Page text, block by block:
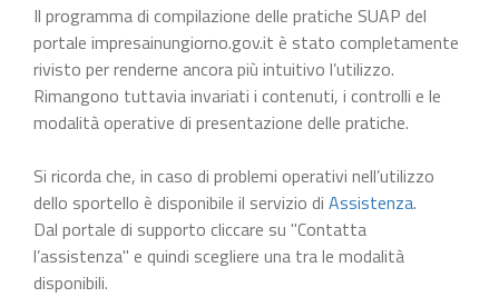
Il programma di compilazione delle pratiche SUAP del
portale impresainungiorno.gov.it è stato completamente
rivisto per renderne ancora più intuitivo l’utilizzo.
Rimangono tuttavia invariati i contenuti, i controlli e le
modalità operative di presentazione delle pratiche.
Si ricorda che, in caso di problemi operativi nell’utilizzo
dello sportello è disponibile il servizio di Assistenza.
Dal portale di supporto cliccare su "Contatta
l’assistenza" e quindi scegliere una tra le modalità
disponibili.